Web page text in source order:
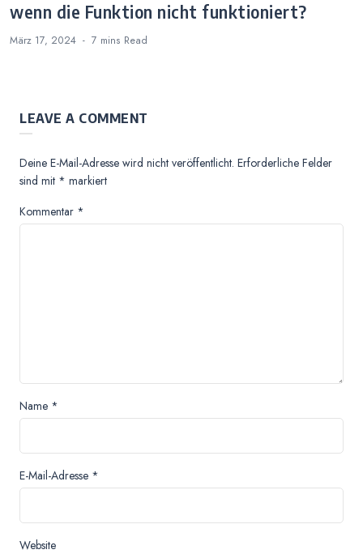
wenn die Funktion nicht funktioniert?
März 17, 2024 7 mins Read
LEAVE A COMMENT
Deine E-Mail-Adresse wird nicht veröffentlicht. Erforderliche Felder
sind mit * markiert
Kommentar *
Name *
E-Mail-Adresse *
Website